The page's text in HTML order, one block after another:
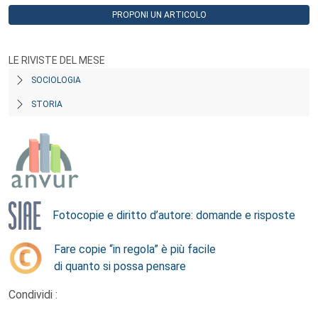
PROPONI UN ARTICOLO
LE RIVISTE DEL MESE
SOCIOLOGIA
STORIA
Fotocopie e diritto d’autore: domande e risposte
Fare copie “in regola” è più facile
di quanto si possa pensare
Condividi :